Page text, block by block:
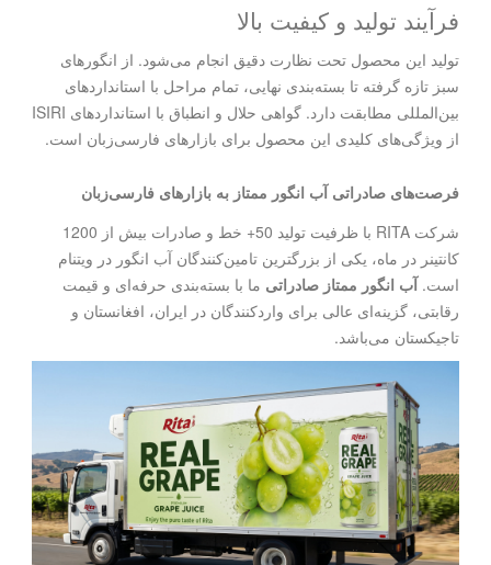
فرآیند تولید و کیفیت بالا
تولید این محصول تحت نظارت دقیق انجام می‌شود. از انگورهای
سبز تازه گرفته تا بسته‌بندی نهایی، تمام مراحل با استانداردهای
بین‌المللی مطابقت دارد. گواهی حلال و انطباق با استانداردهای ISIRI
از ویژگی‌های کلیدی این محصول برای بازارهای فارسی‌زبان است.
فرصت‌های صادراتی آب انگور ممتاز به بازارهای فارسی‌زبان
شرکت RITA با ظرفیت تولید 50+ خط و صادرات بیش از 1200
کانتینر در ماه، یکی از بزرگترین تامین‌کنندگان آب انگور در ویتنام
است.آب انگور ممتاز صادراتی ما با بسته‌بندی حرفه‌ای و قیمت
رقابتی، گزینه‌ای عالی برای واردکنندگان در ایران، افغانستان و
تاجیکستان می‌باشد.